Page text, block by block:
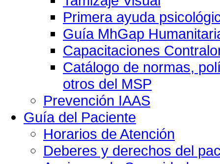
Primera ayuda
Guía MhGap
Capacitaciones
Catálogo de normas,
otros del MSP
Prevención IAAS
Guía del Paciente
Horarios de Atención
Deberes y derechos del